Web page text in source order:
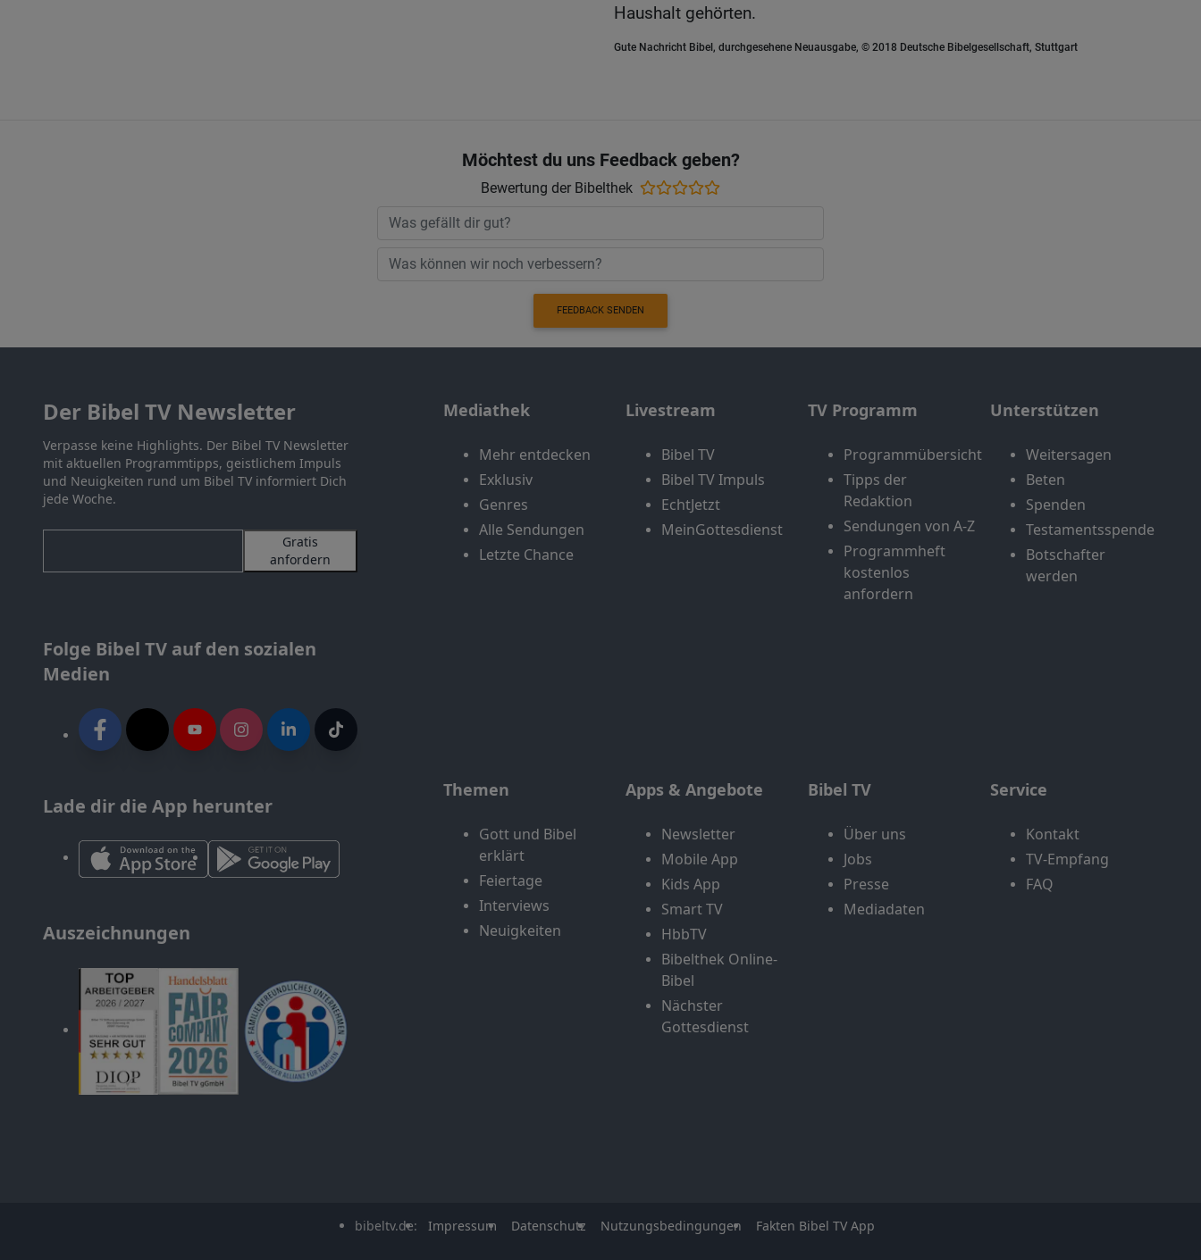
Haushalt gehörten.
Gute Nachricht Bibel, durchgesehene Neuausgabe, © 2018 Deutsche Bibelgesellschaft, Stuttgart
Möchtest du uns Feedback geben?
Bewertung der Bibelthek
FEEDBACK SENDEN
Der Bibel TV Newsletter
Verpasse keine Highlights. Der Bibel TV Newsletter
mit aktuellen Programmtipps, geistlichem Impuls
und Neuigkeiten rund um Bibel TV informiert Dich
jede Woche.
Gratis
anfordern
Folge Bibel TV auf den sozialen
Medien
Lade dir die App herunter
Auszeichnungen
Mediathek
Mehr entdecken
Exklusiv
Genres
Alle Sendungen
Letzte Chance
Livestream
Bibel TV
Bibel TV Impuls
EchtJetzt
MeinGottesdienst
TV Programm
Programmübersicht
Tipps der
Redaktion
Sendungen von A-Z
Programmheft
kostenlos
anfordern
Unterstützen
Weitersagen
Beten
Spenden
Testamentsspende
Botschafter
werden
Themen
Gott und Bibel
erklärt
Feiertage
Interviews
Neuigkeiten
Apps & Angebote
Newsletter
Mobile App
Kids App
Smart TV
HbbTV
Bibelthek Online-
Bibel
Nächster
Gottesdienst
Bibel TV
Über uns
Jobs
Presse
Mediadaten
Service
Kontakt
TV-Empfang
FAQ
bibeltv.de: Impressum Datenschutz Nutzungsbedingungen Fakten Bibel TV App